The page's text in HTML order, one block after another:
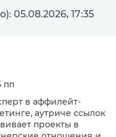
05.08.2026, 17:35
пп
в аффилейт-
аутриче ссылок
проекты в